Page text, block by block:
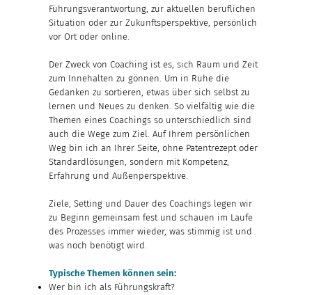
Führungsverantwortung, zur aktuellen beruflichen
Situation oder zur Zukunftsperspektive, persönlich
vor Ort oder online.
Der Zweck von Coaching ist es, sich Raum und Zeit
zum Innehalten zu gönnen. Um in Ruhe die
Gedanken zu sortieren, etwas über sich selbst zu
lernen und Neues zu denken. So vielfältig wie die
Themen eines Coachings so unterschiedlich sind
auch die Wege zum Ziel. Auf Ihrem persönlichen
Weg bin ich an Ihrer Seite, ohne Patentrezept oder
Standardlösungen, sondern mit Kompetenz,
Erfahrung und Außenperspektive.
Ziele, Setting und Dauer des Coachings legen wir
zu Beginn gemeinsam fest und schauen im Laufe
des Prozesses immer wieder, was stimmig ist und
was noch benötigt wird.
Typische Themen können sein:
Wer bin ich als Führungskraft?